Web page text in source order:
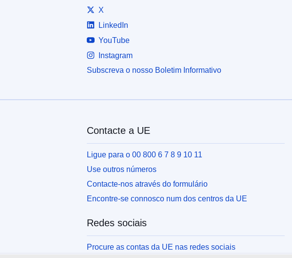
X
LinkedIn
YouTube
Instagram
Subscreva o nosso Boletim Informativo
Contacte a UE
Ligue para o 00 800 6 7 8 9 10 11
Use outros números
Contacte-nos através do formulário
Encontre-se connosco num dos centros da UE
Redes sociais
Procure as contas da UE nas redes sociais